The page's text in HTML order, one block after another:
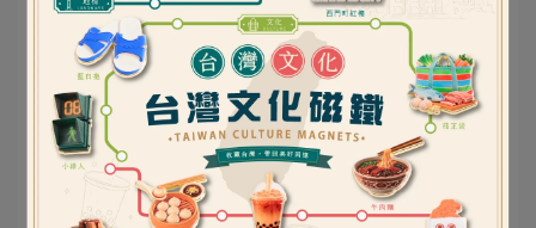
Onlygo x 醜白兔聯名晴雨傘